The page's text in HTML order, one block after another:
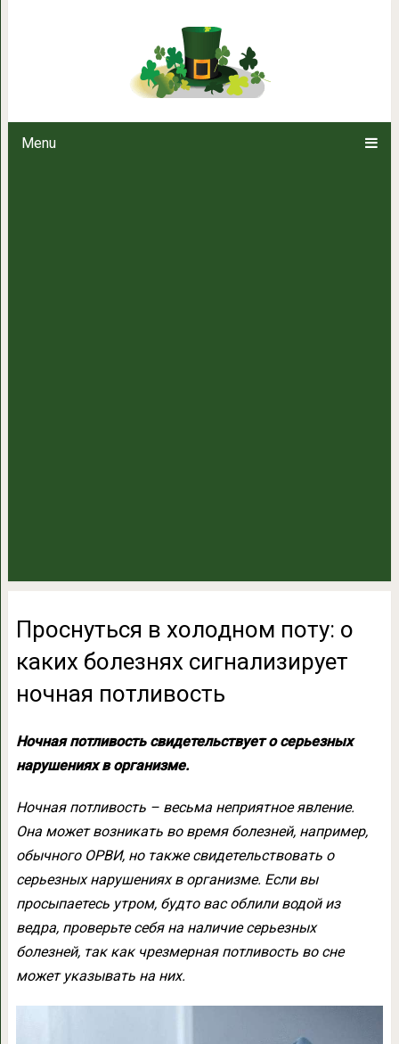
Menu
Проснуться в холодном поту: о
Проснуться в холодном поту: о
каких болезнях сигнализирует
ночная потливость
Ночная потливость свидетельствует о серьезных
нарушениях в организме.
Ночная потливость – весьма неприятное явление.
Она может возникать во время болезней, например,
обычного ОРВИ, но также свидетельствовать о
серьезных нарушениях в организме. Если вы
просыпаетесь утром, будто вас облили водой из
ведра, проверьте себя на наличие серьезных
болезней, так как чрезмерная потливость во сне
может указывать на них.